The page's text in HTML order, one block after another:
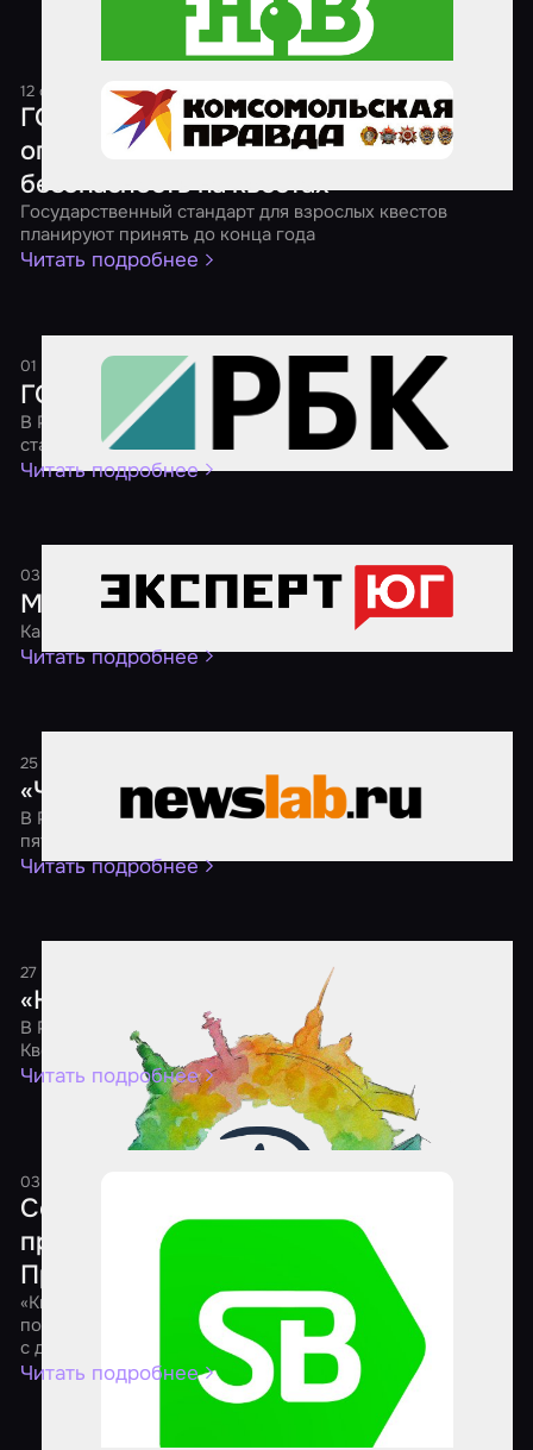
12 октября 20241 минута
ГОСТы, рейтинги и возрастные
ограничения: как обеспечивают
безопасность на квестах
Государственный стандарт для взрослых квестов
планируют принять до конца года
Читать подробнее
01 сентября 2024 1 минута
ГОСТ для квестов
В России началась разработка государственного
стандарта для организаторов квестов
Читать подробнее
03 августа 20241 минута
Молодежь предпочитает хорроры
Как сегодня развивается индустрия квестов на Юге
Читать подробнее
25 ноября 2021
«Черная пятница 2021»
В России пройдет традиционная акция «Черная
пятница» со скидками на квесты от 40 %
Читать подробнее
27 мая 2021
«Ночь Квестов 2021»
В России состоится шестая ежегодная акция «Ночь
Квестов»
Читать подробнее
03 апреля 2021
Состоялся онлайн-форум для
представителей квест-индустрии
Приволжского федерального округа
«КвестФорум» – это инфраструктура, цель которой
помочь предпринимателям через взаимодействие друг
с другом улучшить свой бизнес, найти новые решения
Читать подробнее